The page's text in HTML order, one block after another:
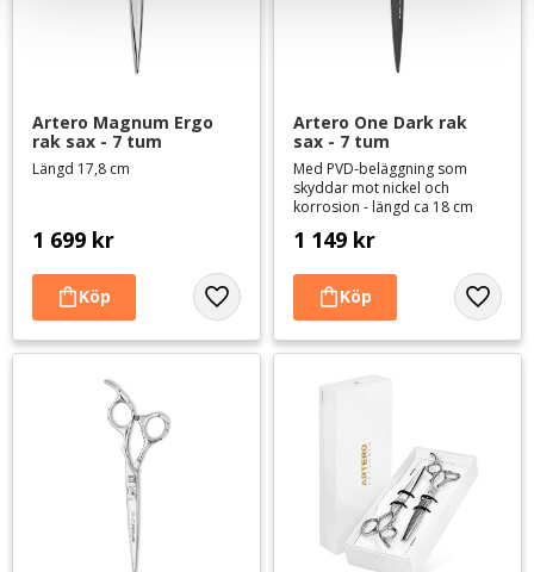
Artero Magnum Ergo
rak sax - 7 tum
Längd 17,8 cm
1 699 kr
Lägg till i favoriter
Artero One Dark rak
sax - 7 tum
Med PVD-beläggning som
skyddar mot nickel och
korrosion - längd ca 18 cm
1 149 kr
Lägg